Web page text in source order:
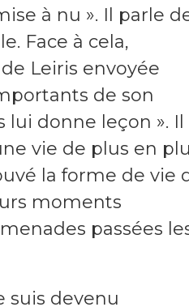
à nu ». Il parle
Face à cela,
Leiris envoyée
de son
lui donne leçon ». Il
vie de plus en
la forme de vie
moments
passées
suis devenu